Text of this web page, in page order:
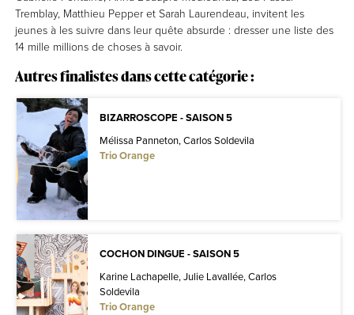
Tremblay, Matthieu Pepper et Sarah Laurendeau, invitent les
jeunes à les suivre dans leur quête absurde : dresser une liste des
14 mille millions de choses à savoir.
Autres finalistes dans cette catégorie :
BIZARROSCOPE - SAISON 5
Mélissa Panneton, Carlos Soldevila
Trio Orange
COCHON DINGUE - SAISON 5
Karine Lachapelle, Julie Lavallée, Carlos
Soldevila
Trio Orange